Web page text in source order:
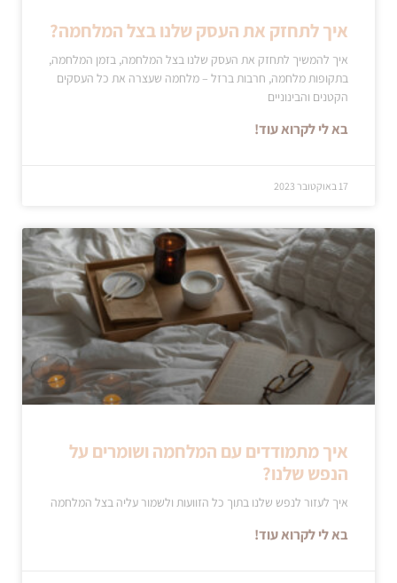
איך לתחזק את העסק שלנו בצל המלחמה?
איך להמשיך לתחזק את העסק שלנו בצל המלחמה, בזמן המלחמה,
בתקופות מלחמה, חרבות ברזל – מלחמה שעצרה את כל העסקים
הקטנים והבינוניים
בא לי לקרוא עוד!
17 באוקטובר 2023
איך מתמודדים עם המלחמה ושומרים על
הנפש שלנו?
איך לעזור לנפש שלנו בתוך כל הזוועות ולשמור עליה בצל המלחמה
בא לי לקרוא עוד!